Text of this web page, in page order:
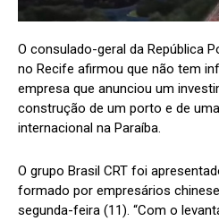
O consulado-geral da República
no Recife afirmou que não tem
empresa que anunciou um
construção de um porto e de
internacional na Paraíba.
O grupo Brasil CRT foi
formado por empresários
segunda-feira (11). “Com o